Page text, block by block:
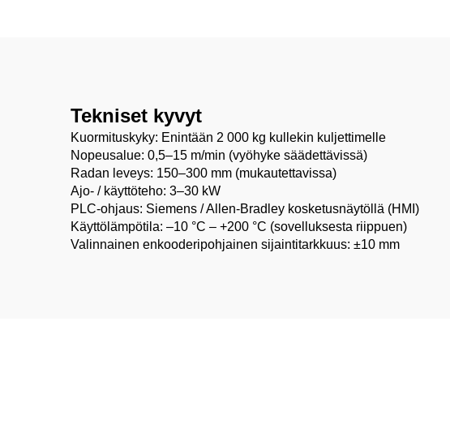
Tekniset kyvyt
Kuormituskyky: Enintään 2 000 kg kullekin kuljettimelle
Nopeusalue: 0,5–15 m/min (vyöhyke säädettävissä)
Radan leveys: 150–300 mm (mukautettavissa)
Ajo- / käyttöteho: 3–30 kW
PLC-ohjaus: Siemens / Allen-Bradley kosketusnäytöllä (HMI)
Käyttölämpötila: –10 °C – +200 °C (sovelluksesta riippuen)
Valinnainen enkooderipohjainen sijaintitarkkuus: ±10 mm